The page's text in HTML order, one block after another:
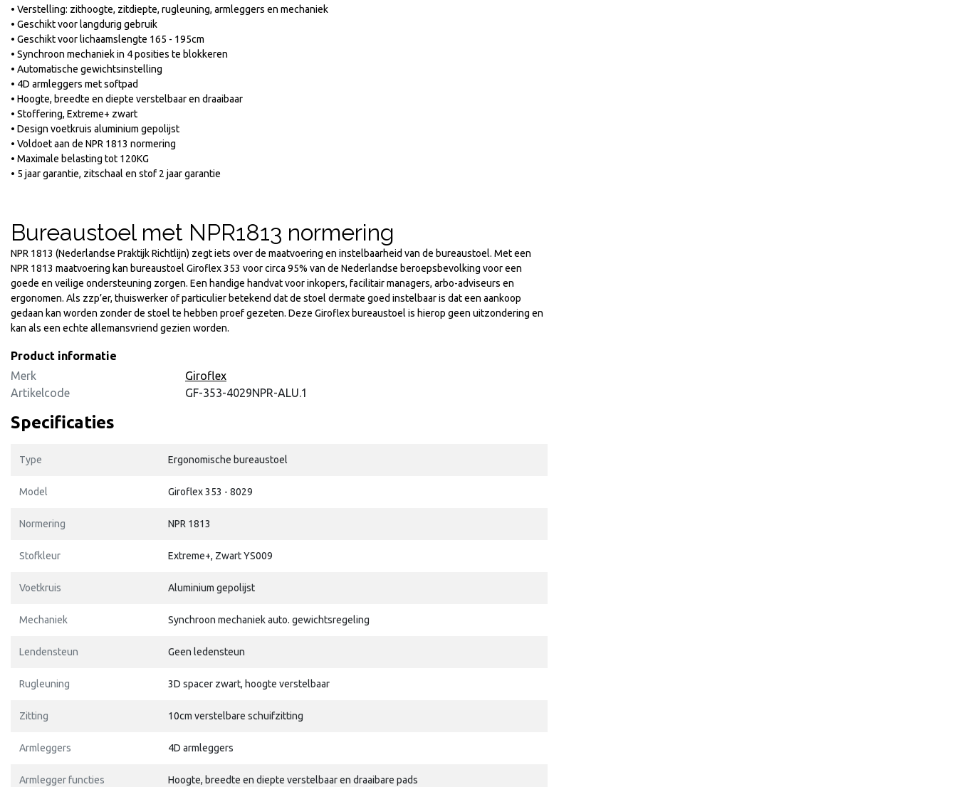
• Verstelling: zithoogte, zitdiepte, rugleuning, armleggers en mechaniek
• Geschikt voor langdurig gebruik
• Geschikt voor lichaamslengte 165 - 195cm
• Synchroon mechaniek in 4 posities te blokkeren
• Automatische gewichtsinstelling
• 4D armleggers met softpad
• Hoogte, breedte en diepte verstelbaar en draaibaar
• Stoffering, Extreme+ zwart
• Design voetkruis aluminium gepolijst
• Voldoet aan de NPR 1813 normering
• Maximale belasting tot 120KG
• 5 jaar garantie, zitschaal en stof 2 jaar garantie
Bureaustoel met NPR1813 normering
NPR 1813 (Nederlandse Praktijk Richtlijn) zegt iets over de maatvoering en instelbaarheid van de bureaustoel. Met een
NPR 1813 maatvoering kan bureaustoel Giroflex 353 voor circa 95% van de Nederlandse beroepsbevolking voor een
goede en veilige ondersteuning zorgen. Een handige handvat voor inkopers, facilitair managers, arbo-adviseurs en
ergonomen. Als zzp’er, thuiswerker of particulier betekend dat de stoel dermate goed instelbaar is dat een aankoop
gedaan kan worden zonder de stoel te hebben proef gezeten. Deze Giroflex bureaustoel is hierop geen uitzondering en
kan als een echte allemansvriend gezien worden.
Product informatie
Merk
Giroflex
Artikelcode
GF-353-4029NPR-ALU.1
Specificaties
Type Ergonomische bureaustoel
Model Giroflex 353 - 8029
Normering NPR 1813
Stofkleur Extreme+, Zwart YS009
Voetkruis Aluminium gepolijst
Mechaniek Synchroon mechaniek auto. gewichtsregeling
Lendensteun Geen ledensteun
Rugleuning 3D spacer zwart, hoogte verstelbaar
Zitting 10cm verstelbare schuifzitting
Armleggers 4D armleggers
Armlegger functies Hoogte, breedte en diepte verstelbaar en draaibare pads